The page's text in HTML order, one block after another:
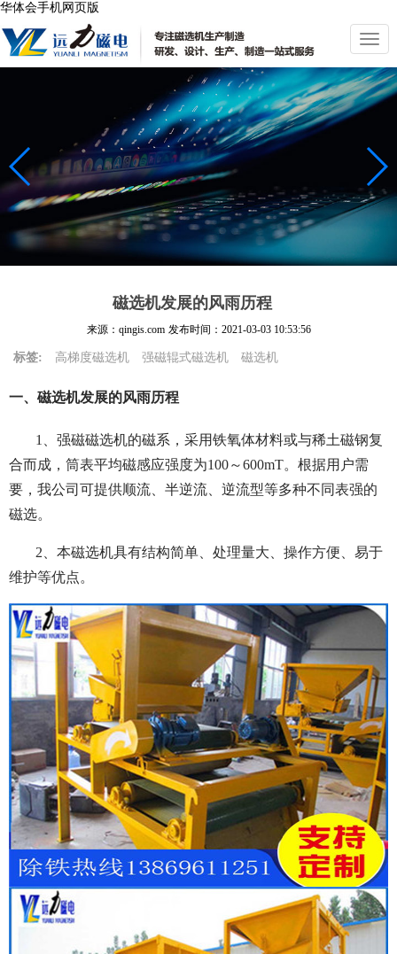
华体会手机网页版
切
换
导
航
磁选机发展的风雨历程
来源：qingis.com 发布时间： 2021-03-03 10:53:56
标签: 高梯度磁选机 强磁辊式磁选机 磁选机
一、磁选机发展的风雨历程
1、强磁磁选机的磁系，采用铁氧体材料或与稀土磁钢复
合而成，筒表平均磁感应强度为100～600mT。根据用户需
要，我公司可提供顺流、半逆流、逆流型等多种不同表强的
磁选。
2、本磁选机具有结构简单、处理量大、操作方便、易于
维护等优点。